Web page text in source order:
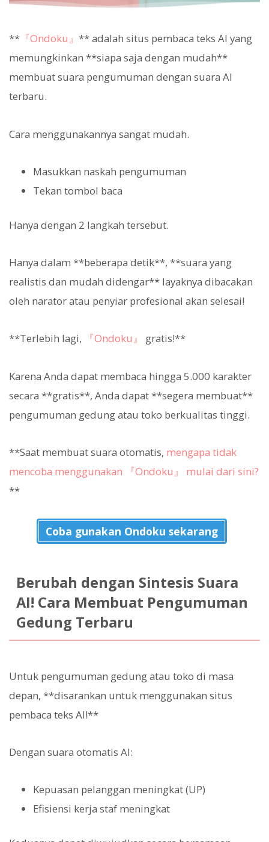
** 『Ondoku』 ** adalah situs pembaca teks AI yang
memungkinkan **siapa saja dengan mudah**
membuat suara pengumuman dengan suara AI
terbaru.
Cara menggunakannya sangat mudah.
Masukkan naskah pengumuman
Tekan tombol baca
Hanya dengan 2 langkah tersebut.
Hanya dalam **beberapa detik**, **suara yang
realistis dan mudah didengar** layaknya dibacakan
oleh narator atau penyiar profesional akan selesai!
**Terlebih lagi, 『Ondoku』 gratis!**
Karena Anda dapat membaca hingga 5.000 karakter
secara **gratis**, Anda dapat **segera membuat**
pengumuman gedung atau toko berkualitas tinggi.
**Saat membuat suara otomatis, mengapa tidak
mencoba menggunakan 『Ondoku』 mulai dari sini?
**
Coba gunakan Ondoku sekarang
Berubah dengan Sintesis Suara
AI! Cara Membuat Pengumuman
Gedung Terbaru
Untuk pengumuman gedung atau toko di masa
depan, **disarankan untuk menggunakan situs
pembaca teks AI!**
Dengan suara otomatis AI:
Kepuasan pelanggan meningkat (UP)
Efisiensi kerja staf meningkat